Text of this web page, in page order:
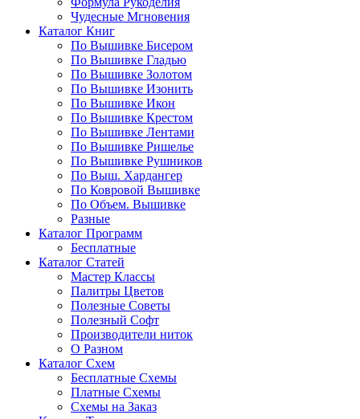
Чудесные Мгновения
Каталог Книг
По Вышивке Бисером
По Вышивке Гладью
По Вышивке Золотом
По Вышивке Изонить
По Вышивке Икон
По Вышивке Крестом
По Вышивке Лентами
По Вышивке Ришелье
По Вышивке Рушников
По Выш. Хардангер
По Ковровой Вышивке
По Объем. Вышивке
Разные
Каталог Программ
Бесплатные
Каталог Статей
Мастер Классы
Палитры Цветов
Полезные Советы
Полезный Софт
Производители ниток
О Разном
Каталог Схем
Бесплатные Схемы
Платные Схемы
Схемы на Заказ